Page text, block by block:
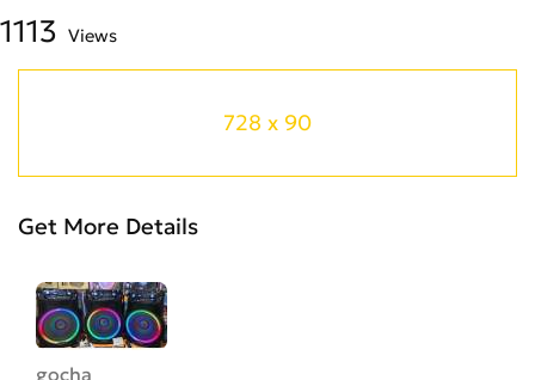
1113 Views
728 x 90
Get More Details
gocha